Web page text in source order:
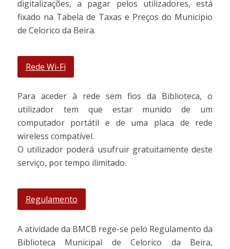
digitalizações, a pagar pelos utilizadores, está
fixado na Tabela de Taxas e Preços do Município
de Celorico da Beira.
Rede Wi-Fi
Para aceder à rede sem fios da Biblioteca, o
utilizador tem que estar munido de um
computador portátil e de uma placa de rede
wireless compatível.
O utilizador poderá usufruir gratuitamente deste
serviço, por tempo ilimitado.
Regulamento
A atividade da BMCB rege-se pelo Regulamento da
Biblioteca Municipal de Celorico da Beira,